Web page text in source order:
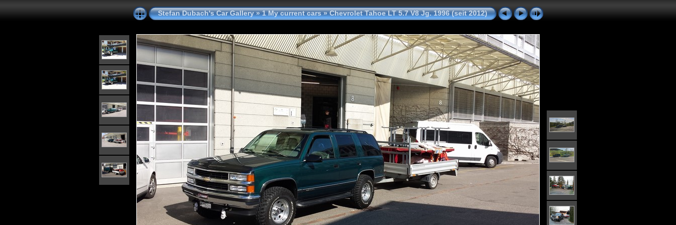
Stefan Dubach's Car Gallery»1 My current cars»Chevrolet Tahoe LT 5.7 V8 Jg. 1996 (seit 2012)